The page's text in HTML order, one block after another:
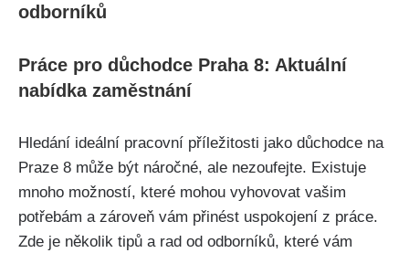
odborníků
Práce pro důchodce Praha 8: Aktuální
nabídka zaměstnání
Hledání ideální pracovní příležitosti jako důchodce na
Praze 8 může být náročné, ale nezoufejte. Existuje
mnoho možností, které mohou vyhovovat vašim
potřebám a zároveň vám přinést uspokojení z práce.
Zde je několik tipů a rad od odborníků, které vám